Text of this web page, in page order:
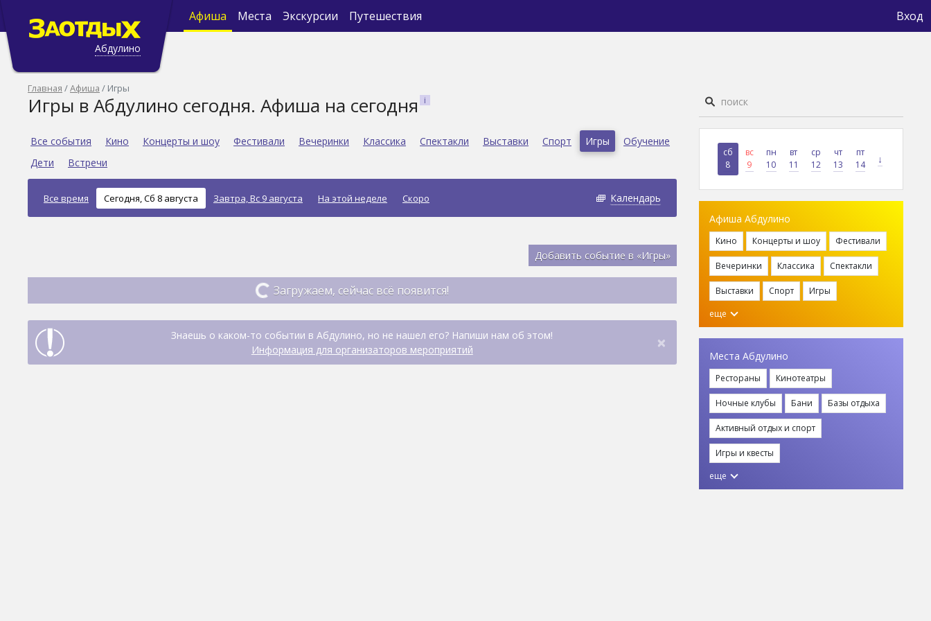
Абдулино
Афиша Места Экскурсии Путешествия Вход
Главная Афиша Игры
Игры в Абдулино сегодня. Афиша на сегодня
Все события Кино Концерты и шоу Фестивали Вечеринки Классика Спектакли Выставки Спорт Игры
Обучение
Дети
Встречи
Все время Сегодня, Сб 8 августа Завтра, Вс 9 августа На этой неделе Скоро Календарь
Добавить событие в «Игры»
Загружаем, сейчас всё появится!
Знаешь о каком-то событии в Абдулино, но не нашел его? Напиши нам об этом!
Информация для организаторов мероприятий
×
сб
8
вс
9
пн
10
вт
11
ср
12
чт
13
пт
14
↓
Афиша Абдулино
Кино Концерты и шоу Фестивали
Вечеринки Классика Спектакли
Выставки Спорт
Игры
еще
Места Абдулино
Рестораны Кинотеатры
Ночные клубы Бани Базы отдыха
Активный отдых и спорт
Игры и квесты
еще